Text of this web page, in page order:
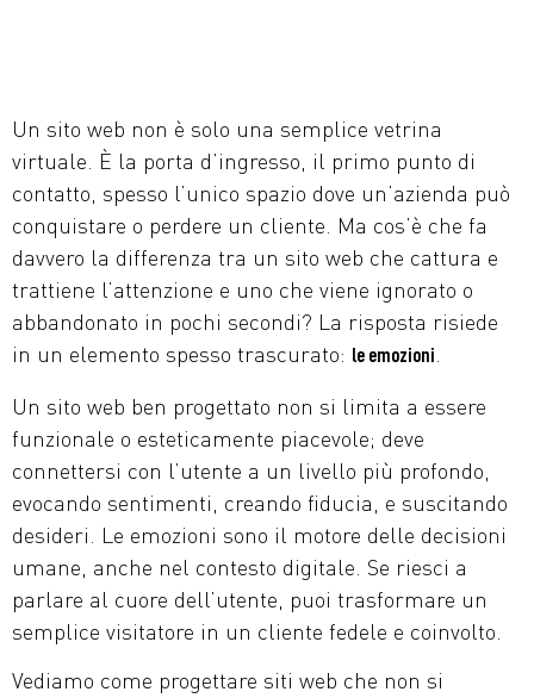
Un sito web non è solo una semplice vetrina
virtuale. È la porta d’ingresso, il primo punto di
contatto, spesso l’unico spazio dove un’azienda può
conquistare o perdere un cliente. Ma cos’è che fa
davvero la differenza tra un sito web che cattura e
trattiene l’attenzione e uno che viene ignorato o
abbandonato in pochi secondi? La risposta risiede
in un elemento spesso trascurato: le emozioni
Un sito web ben progettato non si limita a essere
funzionale o esteticamente piacevole; deve
connettersi con l’utente a un livello più profondo,
evocando sentimenti, creando fiducia, e suscitando
desideri. Le emozioni sono il motore delle decisioni
umane, anche nel contesto digitale. Se riesci a
parlare al cuore dell’utente, puoi trasformare un
semplice visitatore in un cliente fedele e coinvolto.
Vediamo come progettare siti web che non si